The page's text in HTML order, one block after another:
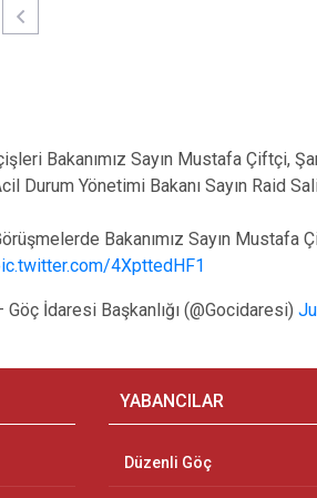
Bakanımız Sayın Mustafa Çiftçi,
Durum Yönetimi Bakanı Sayın Raid
Bakanımız Sayın Mustafa
4XpttedHF1
Göç İdaresi Başkanlığı (@Gocidaresi)
YABANCILAR
Düzenli Göç